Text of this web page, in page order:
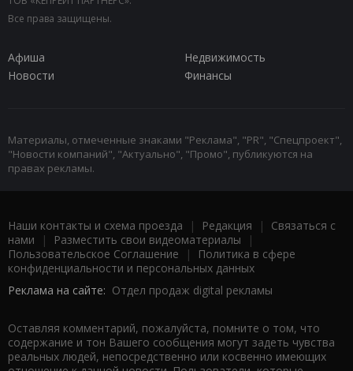
Все права защищены.
Афиша
Недвижимость
Новости
Финансы
Материалы, отмеченные знаками "Реклама", "PR", "Спецпроект",
"Новости компаний", "Актуально", "Промо", публикуются на
правах рекламы.
Наши контакты и схема проезда | Редакция | Связаться с
нами | Разместить свои видеоматериалы |
Пользовательское Соглашение |
Политика в сфере
конфиденциальности и персональных данных
Реклама на сайте: Отдел продаж digital рекламы
Оставляя комментарий, пожалуйста, помните о том, что
содержание и тон Вашего сообщения могут задеть чувства
реальных людей, непосредственно или косвенно имеющих